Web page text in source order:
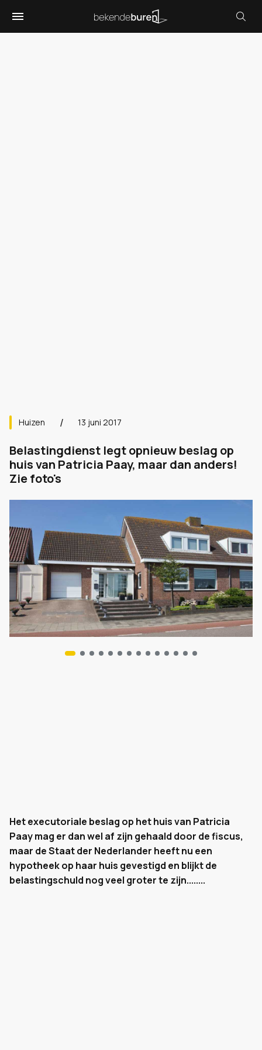
Huizen 13 juni 2017
Belastingdienst legt opnieuw beslag op
huis van Patricia Paay, maar dan anders!
Zie foto's
Het executoriale beslag op het huis van Patricia
Paay mag er dan wel af zijn gehaald door de fiscus,
maar de Staat der Nederlander heeft nu een
hypotheek op haar huis gevestigd en blijkt de
belastingschuld nog veel groter te zijn........